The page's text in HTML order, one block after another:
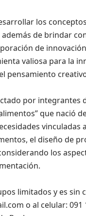
los
de brindar
de
valiosa para la
pensamiento
por integrantes
que nació
vinculadas
el diseño de
los
limitados y es sin
o al celular: 091